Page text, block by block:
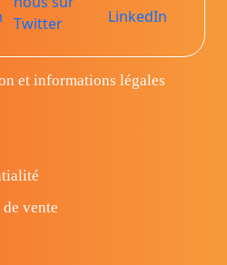
et informations légales
vente